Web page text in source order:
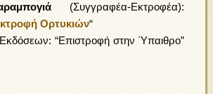
(Συγγραφέα-Εκτροφέα):
Ορτυκιών“
“Επιστροφή στην Ύπαιθρο”